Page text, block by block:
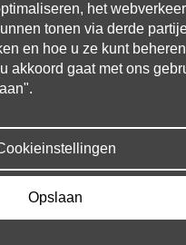
het
tonen via derde
en hoe u ze kunt
akkoord gaat met ons
Opslaan